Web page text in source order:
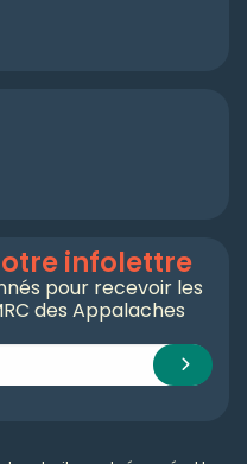
infolettre
pour recevoir les
des Appalaches